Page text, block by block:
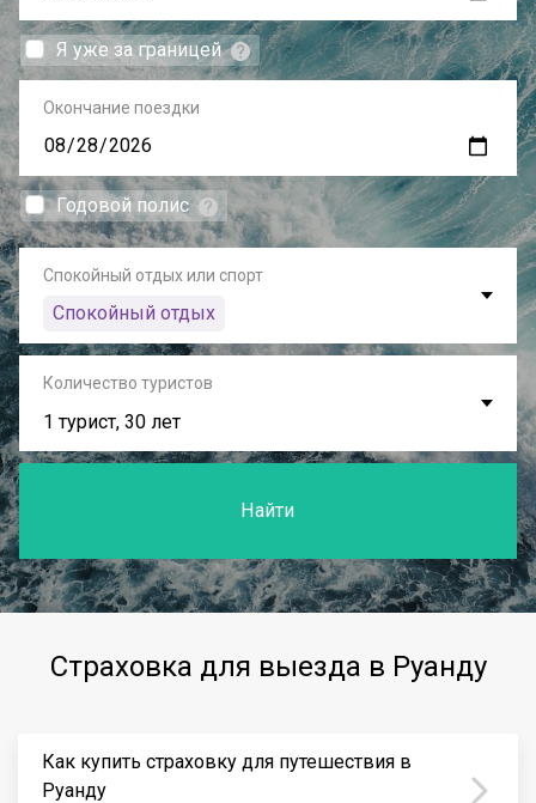
Я уже за границей
Окончание поездки
Годовой полис
Спокойный отдых или спорт
Спокойный отдых
Количество туристов
1 турист, 30 лет
Найти
Страховка для выезда в Руанду
Как купить страховку для путешествия в
Руанду